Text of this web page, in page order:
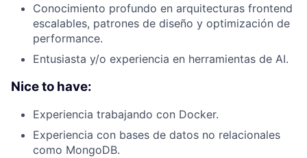
Conocimiento profundo en arquitecturas frontend
escalables, patrones de diseño y optimización de
performance.
Entusiasta y/o experiencia en herramientas de AI.
Nice to have:
Experiencia trabajando con Docker.
Experiencia con bases de datos no relacionales
como MongoDB.